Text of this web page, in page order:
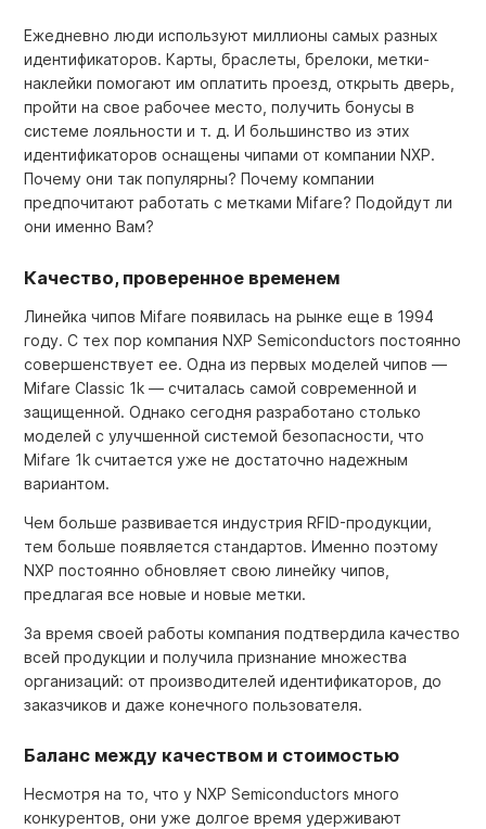
Ежедневно люди используют миллионы самых разных
идентификаторов. Карты, браслеты, брелоки, метки-
наклейки помогают им оплатить проезд, открыть дверь,
пройти на свое рабочее место, получить бонусы в
системе лояльности и т. д. И большинство из этих
идентификаторов оснащены чипами от компании NXP.
Почему они так популярны? Почему компании
предпочитают работать с метками Mifare? Подойдут ли
они именно Вам?
Качество, проверенное временем
Линейка чипов Mifare появилась на рынке еще в 1994
году. С тех пор компания NXP Semiconductors постоянно
совершенствует ее. Одна из первых моделей чипов —
Mifare Classic 1k — считалась самой современной и
защищенной. Однако сегодня разработано столько
моделей с улучшенной системой безопасности, что
Mifare 1k считается уже не достаточно надежным
вариантом.
Чем больше развивается индустрия RFID-продукции,
тем больше появляется стандартов. Именно поэтому
NXP постоянно обновляет свою линейку чипов,
предлагая все новые и новые метки.
За время своей работы компания подтвердила качество
всей продукции и получила признание множества
организаций: от производителей идентификаторов, до
заказчиков и даже конечного пользователя.
Баланс между качеством и стоимостью
Несмотря на то, что у NXP Semiconductors много
конкурентов, они уже долгое время удерживают